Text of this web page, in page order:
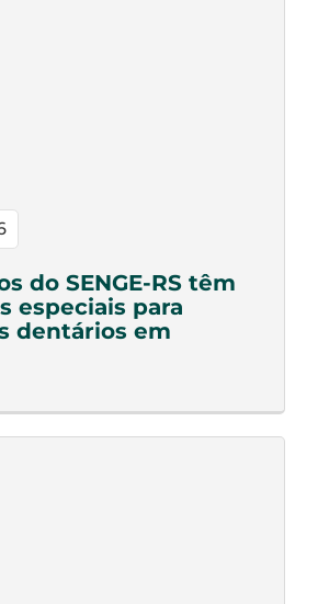
do SENGE-RS têm
especiais para
dentários em